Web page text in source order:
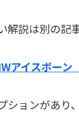
解説は別の記
アイスボー
ションがあり